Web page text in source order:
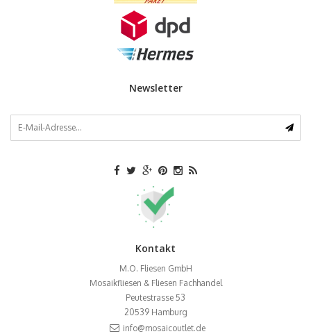
Newsletter
Kontakt
M.O. Fliesen GmbH
Mosaikfliesen & Fliesen Fachhandel
Peutestrasse 53
20539 Hamburg
info@mosaicoutlet.de